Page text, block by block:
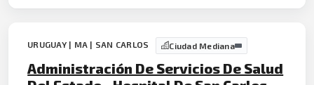
URUGUAY | MA | SAN CARLOS Ciudad Mediana
Administración De Servicios De Salud